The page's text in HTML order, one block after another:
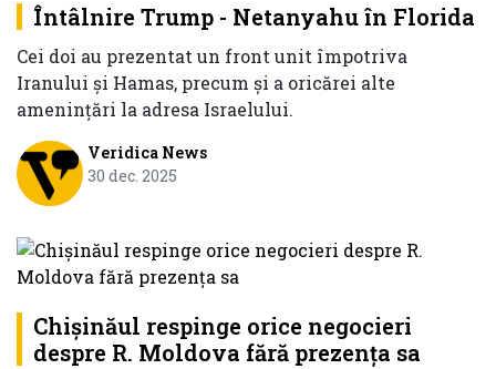
Întâlnire Trump - Netanyahu în Florida
Cei doi au prezentat un front unit împotriva
Iranului şi Hamas, precum şi a oricărei alte
ameninţări la adresa Israelului.
Veridica News
30 dec. 2025
Chișinăul respinge orice negocieri
despre R. Moldova fără prezența sa